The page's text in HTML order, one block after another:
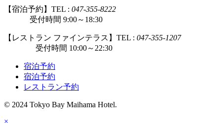
【宿泊予約】TEL : 047-355-8222
受付時間 9:00～18:30
【レストラン ファインテラス】TEL : 047-355-1207
受付時間 10:00～22:30
宿泊予約
宿泊予約
レストラン予約
© 2024 Tokyo Bay Maihama Hotel.
×